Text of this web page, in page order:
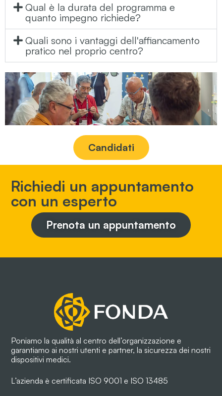
Qual è la durata del programma e
quanto impegno richiede?
Quali sono i vantaggi dell'affiancamento
pratico nel proprio centro?
Candidati
Richiedi un appuntamento
con un esperto
Prenota un appuntamento
Poniamo la qualità al centro dell’organizzazione e
garantiamo ai nostri utenti e partner, la sicurezza dei nostri
dispositivi medici.
L’azienda è certificata ISO 9001 e ISO 13485